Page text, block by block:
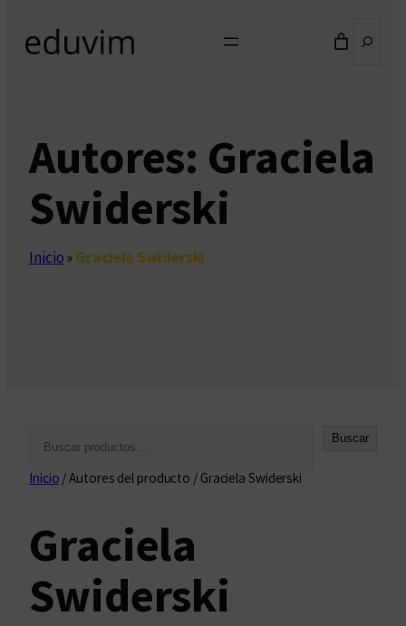
Autores: Graciela
Swiderski
Inicio»Graciela Swiderski
s
r
Buscar
Inicio / Autores del producto / Graciela Swiderski
Graciela
Swiderski